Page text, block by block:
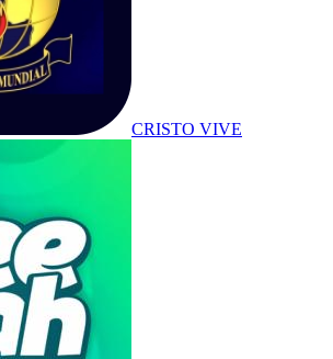
CRISTO VIVE